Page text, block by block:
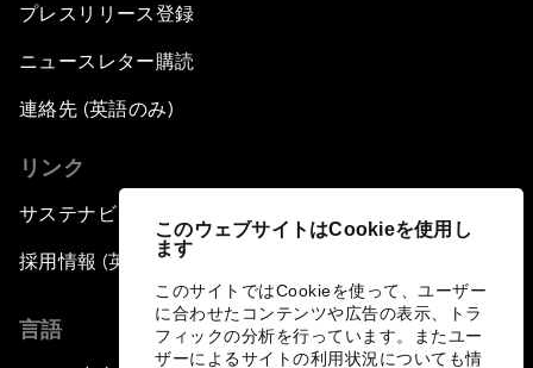
このウェブサイトはCookieを使用し
ます
このサイトではCookieを使って、ユーザー
に合わせたコンテンツや広告の表示、トラ
フィックの分析を行っています。またユー
ザーによるサイトの利用状況についても情
プレスリリース登録
ニュースレター購読
連絡先 (英語のみ)
リンク
サステナビリティへの取り組み
採用情報 (英語のみ)
言語